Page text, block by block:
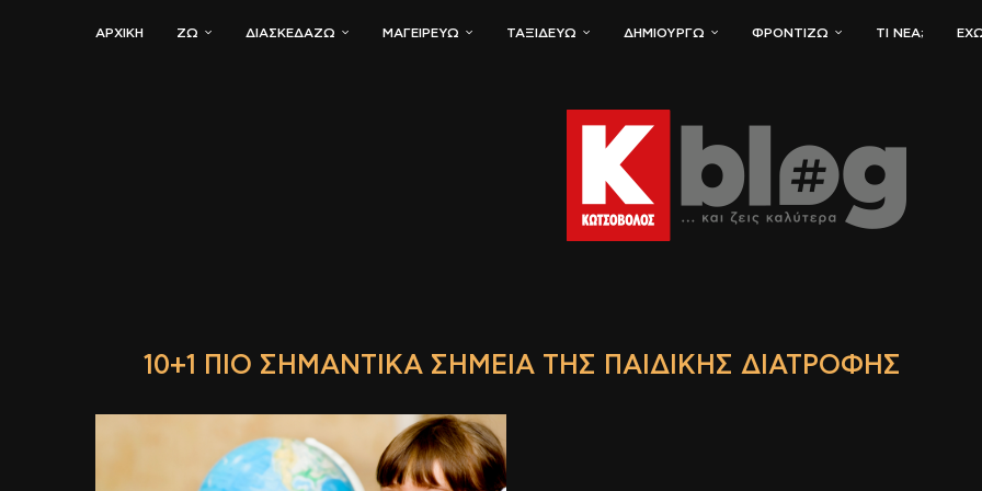
ΑΡΧΙΚΗ ΖΏ ΔΙΑΣΚΕΔΆΖΩ ΜΑΓΕΙΡΕΎΩ ΤΑΞΙΔΕΎΩ ΔΗΜΙΟΥΡΓΏ ΦΡΟΝΤΊΖΩ ΤΙ ΝΈΑ;
10+1 ΠΙΟ ΣΗΜΑΝΤΙΚΆ ΣΗΜΕΊΑ ΤΗΣ ΠΑΙΔΙΚΉΣ ΔΙΑΤΡΟΦΉΣ